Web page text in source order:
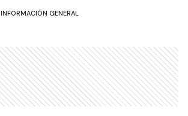
INFORMACIÓN GENERAL